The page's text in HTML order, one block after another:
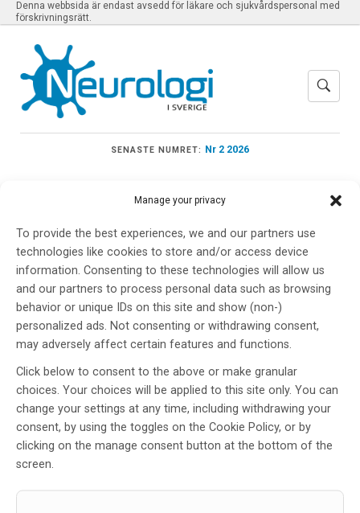
Manage your privacy
To provide the best experiences, we and our partners use
technologies like cookies to store and/or access device
information. Consenting to these technologies will allow us
and our partners to process personal data such as browsing
behavior or unique IDs on this site and show (non-)
personalized ads. Not consenting or withdrawing consent,
may adversely affect certain features and functions.
Click below to consent to the above or make granular
choices. Your choices will be applied to this site only. You can
change your settings at any time, including withdrawing your
consent, by using the toggles on the Cookie Policy, or by
clicking on the manage consent button at the bottom of the
screen.
Denna webbsida är endast avsedd för läkare och sjukvårdspersonal med
förskrivningsrätt.
SENASTE NUMRET: Nr 2 2026
Meny
Linnéuniversitetet
Protein i hjärnan kan användas i
mediciner mot flera allvarliga
sjukdomar